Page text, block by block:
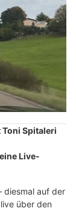
Spitaleri
Live-
diesmal auf der
über den